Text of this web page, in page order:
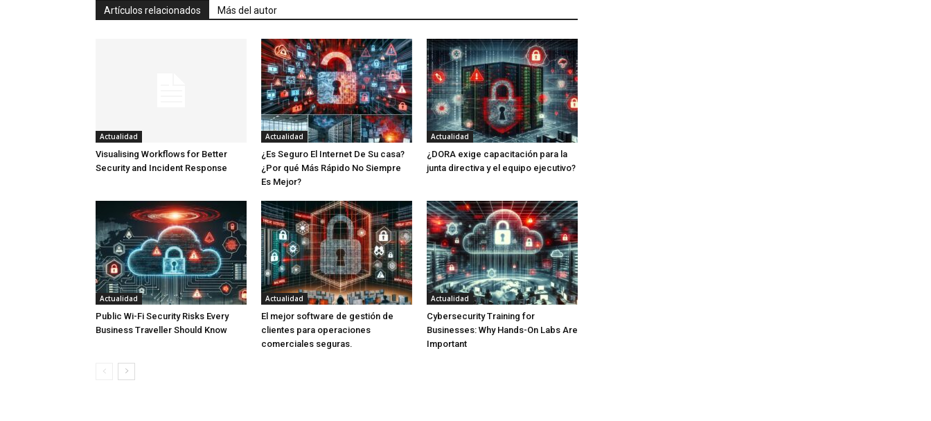
Artículos relacionados Más del autor
Actualidad
Visualising Workflows for Better
Security and Incident Response
Actualidad
¿Es Seguro El Internet De Su casa?
⁢¿Por qué Más Rápido No Siempre
Es Mejor?
Actualidad
¿DORA exige capacitación para la
junta directiva y el equipo ejecutivo?
Actualidad
Public Wi-Fi Security Risks Every
Business Traveller Should Know
Actualidad
El mejor software de gestión de
clientes para operaciones
comerciales seguras.
Actualidad
Cybersecurity Training for
Businesses: Why Hands-On Labs Are
Important